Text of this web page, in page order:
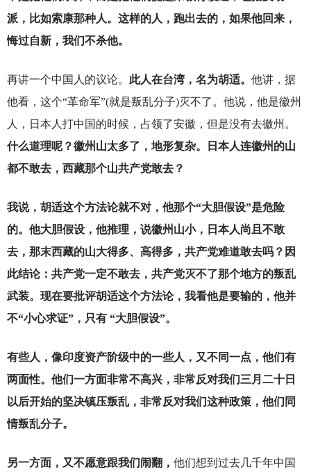
派，比如索康那种人。这样的人，跑出去的，如果他回来，
悔过自新，我们不杀他。
再讲一个中国人的议论。 此人在台湾，名为胡适。 他讲，据
他看，这个“革命军”(就是叛乱分子)灭不了。他说，他是徽州
人，日本人打中国的时候，占领了安徽，但是没有去徽州。
什么道理呢？徽州山太多了，地形复杂。日本人连徽州的山
都不敢去，西藏那个山共产党敢去？
我说，胡适这个方法论就不对，他那个“大胆假设”是危险
的。他大胆假设，他推理，说徽州山小，日本人尚且不敢
去，那末西藏的山大得多、高得多，共产党难道敢去吗？因
此结论：共产党一定不敢去，共产党灭不了那个地方的叛乱
武装。现在要批评胡适这个方法论，我看他是要输的，他并
不“小心求证”，只有 “大胆假设”。
有些人，像印度资产阶级中的一些人，又不同一点，他们有
两面性。他们一方面非常不高兴，非常反对我们三月二十日
以后开始的坚决镇压叛乱，非常反对我们这种政策，他们同
情叛乱分子。
另一方面，又不愿意跟我们闹翻， 他们想到过去几千年中国